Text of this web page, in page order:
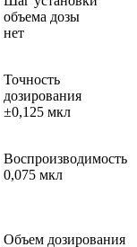
объема дозы
нет
Точность
дозирования
±0,125 мкл
Воспроизводимость
0,075 мкл
Объем дозирования